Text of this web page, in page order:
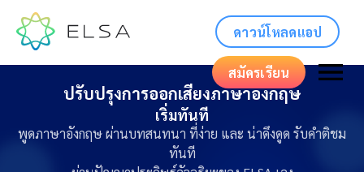
ดาวน์โหลดแอป
สมัครเรียน
ปรับปรุงการออกเสียงภาษาอังกฤษ
เริ่มทันที
พูดภาษาอังกฤษ ผ่านบทสนทนา ที่ง่าย และ น่าดึงดูด รับคำติชม
ทันที